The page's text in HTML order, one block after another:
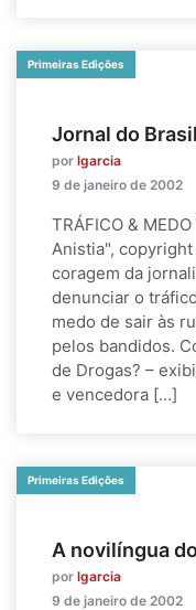
Primeiras Edições
Jornal do Brasil
por lgarcia
9 de janeiro de 2002
TRÁFICO &
Anistia",
coragem da
denunciar o
medo de sair às
pelos bandidos.
de Drogas? –
e vencedora […]
Primeiras Edições
A novilíngua
por lgarcia
9 de janeiro de 2002